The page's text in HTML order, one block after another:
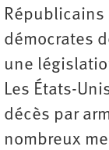
démocrates
une
Les États-
décès par
nombreux